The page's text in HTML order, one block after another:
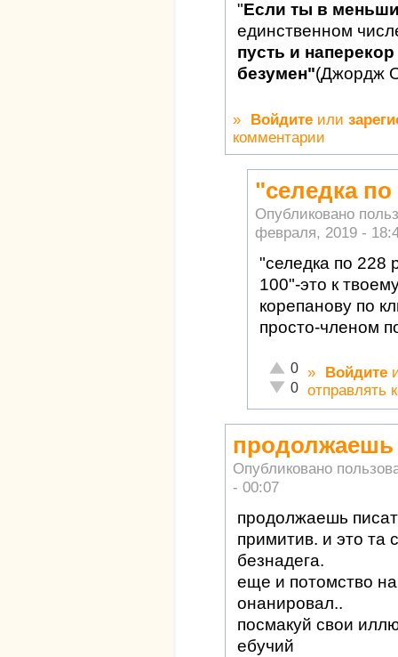
"Если ты в
единственном
пусть и
безумен"(Джордж
» Войдите или
комментарии
"селедка
Опубликовано
февраля, 2019 -
"селедка по 228
100"-это к
корепанову по
просто-членом
Отлично!
0
Неадекватно!
0
» Войдите
отправлять
продолжаешь
Опубликовано
- 00:07
продолжаешь
примитив. и это та
безнадега.
еще и потомство
онанировал..
посмакуй свои
ебучий